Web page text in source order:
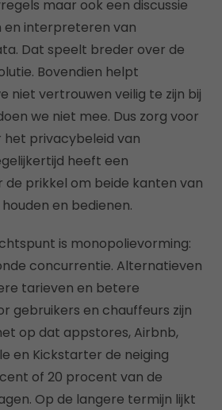
maar ook een discussie
en interpreteren van
Dat speelt breder over de
Bovendien helpt
niet vertrouwen veilig te zijn bij
we niet mee. Dus zorg voor
privacybeleid van
heeft een
prikkel om beide kanten van
en bedienen.
is monopolievorming:
concurrentie. Alternatieven
tarieven en betere
gebruikers en chauffeurs zijn
op dat appstores, Airbnb,
en Kickstarter de neiging
of 20 procent van de
Op de langere termijn lijkt